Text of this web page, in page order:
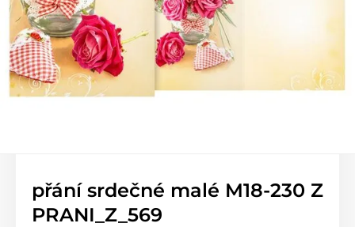
přání srdečné malé M18-230 Z
PRANI_Z_569